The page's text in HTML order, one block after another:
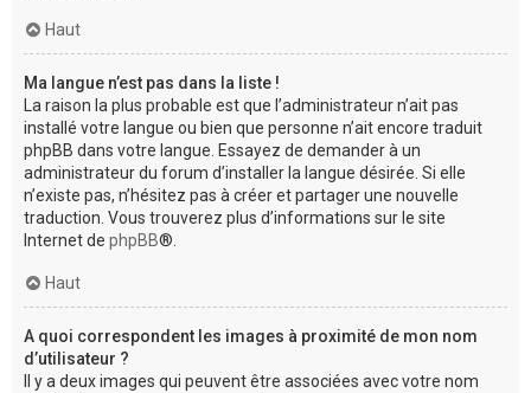
Haut
Ma langue n’est pas dans la liste !
La raison la plus probable est que l’administrateur n’ait pas
installé votre langue ou bien que personne n’ait encore traduit
phpBB dans votre langue. Essayez de demander à un
administrateur du forum d’installer la langue désirée. Si elle
n’existe pas, n’hésitez pas à créer et partager une nouvelle
traduction. Vous trouverez plus d’informations sur le site
Internet de phpBB®.
Haut
A quoi correspondent les images à proximité de mon nom
d’utilisateur ?
Il y a deux images qui peuvent être associées avec votre nom